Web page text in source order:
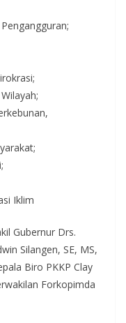
Iklim
Gubernur Drs.
Silangen, SE, MS,
Biro PKKP Clay
Forkopimda